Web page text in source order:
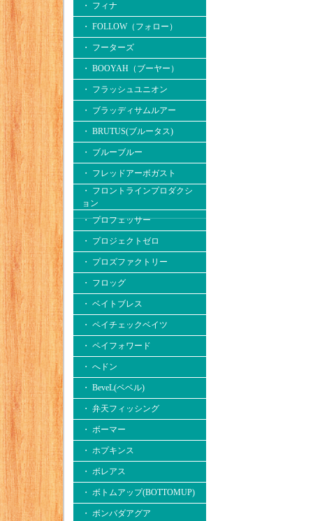
・ フィナ
・ FOLLOW（フォロー）
・ フーターズ
・ BOOYAH（ブーヤー）
・ フラッシュユニオン
・ ブラッディサムルアー
・ BRUTUS(ブルータス)
・ ブルーブルー
・ フレッドアーボガスト
・ フロントラインプロダクシ
ョン
・ プロフェッサー
・ プロジェクトゼロ
・ プロズファクトリー
・ フロッグ
・ ベイトブレス
・ ペイチェックベイツ
・ ペイフォワード
・ へドン
・ BeveL(ベベル)
・ 弁天フィッシング
・ ボーマー
・ ホプキンス
・ ボレアス
・ ボトムアップ(BOTTOMUP)
・ ボンバダアグア